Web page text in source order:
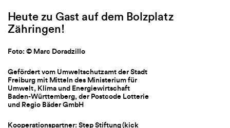
Heute zu Gast auf dem Bolzplatz
Zähringen!
Foto: © Marc Doradzillo
Gefördert vom Umweltschutzamt der Stadt
Freiburg mit Mitteln des Ministerium für
Umwelt, Klima und Energiewirtschaft
Baden-Württemberg, der Postcode Lotterie
und Regio Bäder GmbH
Kooperationspartner: Step Stiftung (kick
dem Buchmarkt. Ein Abend
Literaturbetrieb erfahren
Foto: © Literaturhaus Freiburg
Gefördert von der Stadt Freiburg und der
Burckhardt Stiftung der Universität Freiburg
Veranstalter: Forum Gegenwartsliteratur der